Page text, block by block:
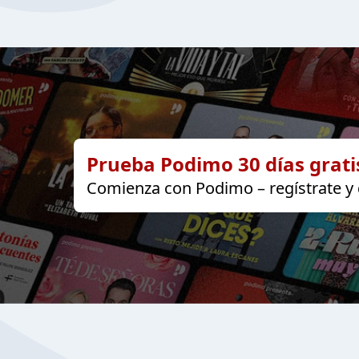
Prueba Podimo 30 días
Comienza con Podimo – regístrate